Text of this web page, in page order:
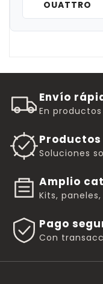
OUATTRO
Envío
En
Soluciones
Amplio
Kits,
Pago
Con